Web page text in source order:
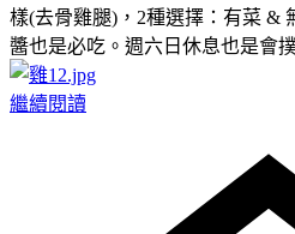
樣(去骨雞腿)，2種選擇：有菜 &
醬也是必吃。週六日休息也是會撲
繼續閱讀